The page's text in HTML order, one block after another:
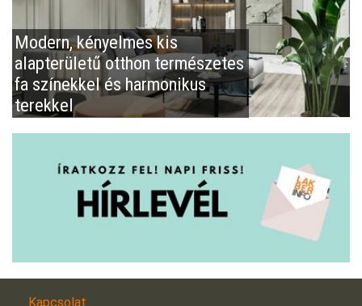
Modern, kényelmes kis
alapterületű otthon természetes
fa színekkel és harmonikus
terekkel
Kapcsolat